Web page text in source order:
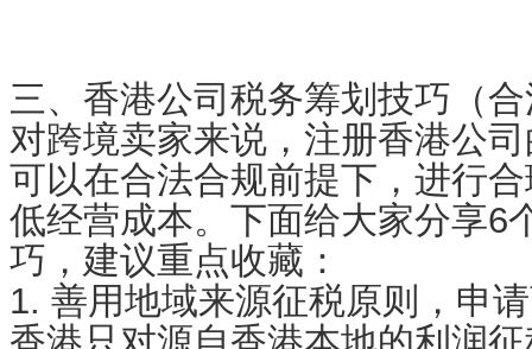
三、香港公司税务筹划技巧（
对跨境卖家来说，注册香港公
可以在合法合规前提下，进行
低经营成本。下面给大家分享6
巧，建议重点收藏：
1. 善用地域来源征税原则，申